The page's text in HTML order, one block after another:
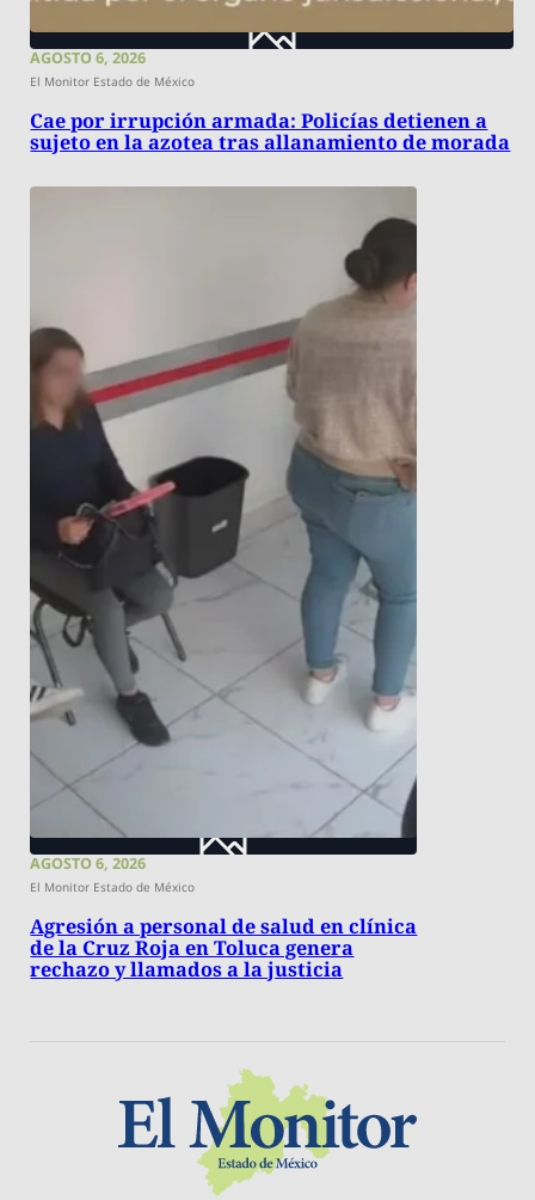
AGOSTO 6, 2026
El Monitor Estado de México
Cae por irrupción armada: Policías detienen a
sujeto en la azotea tras allanamiento de morada
AGOSTO 6, 2026
El Monitor Estado de México
Agresión a personal de salud en clínica
de la Cruz Roja en Toluca genera
rechazo y llamados a la justicia